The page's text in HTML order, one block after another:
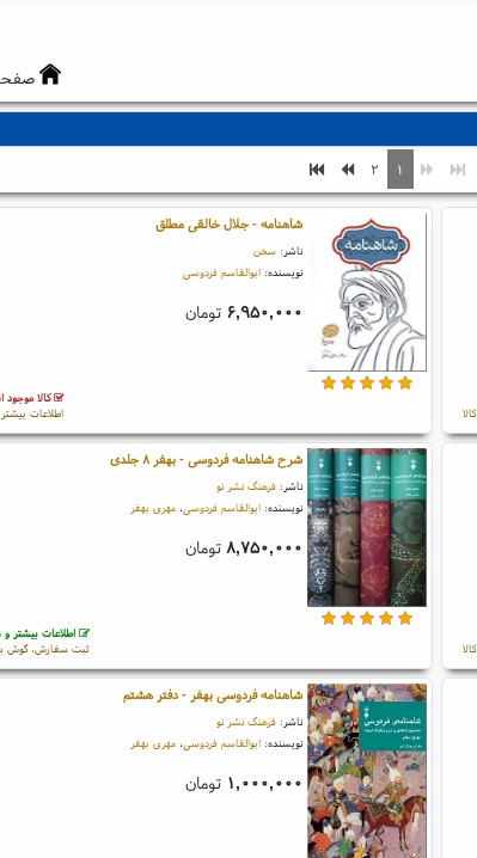
۱ ۲
شاهنامه - جلال خالقی مطلق
ناشر: سخن
نویسنده: ابوالقاسم فردوسی
۶,۹۵۰,۰۰۰ تومان
کالا
اطلاعات
شرح شاهنامه فردوسی - بهفر ۸ جلدی
ناشر: فرهنگ نشر نو
نویسنده: ابوالقاسم فردوسی، مهری بهفر
۸,۷۵۰,۰۰۰تومان
اطلاعات بیشتر و
ثبت سفارش، گوش
شاهنامه فردوسی بهفر - دفتر هشتم
ناشر: فرهنگ نشر نو
نویسنده: ابوالقاسم فردوسی، مهری بهفر
۱,۰۰۰,۰۰۰ تومان